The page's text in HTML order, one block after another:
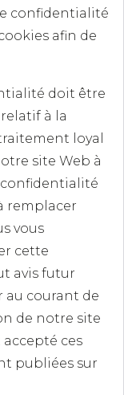
confidentialité
afin de
doit être
à la
loyal
site Web à
confidentialité
remplacer
vous
cette
avis futur
au courant de
de notre site
ces
publiées sur